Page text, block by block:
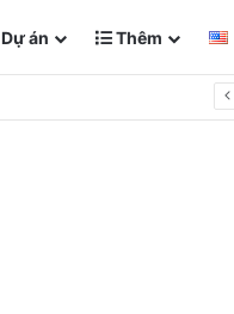
Dự án Thêm